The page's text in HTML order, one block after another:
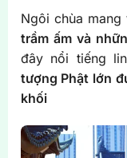
Ngôi chùa mang
trầm ấm và
đây nổi tiếng
tượng Phật lớn
khối